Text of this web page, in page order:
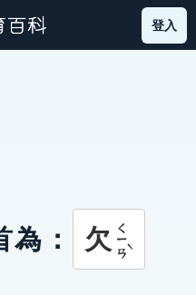
登入
： 欠 ㄑㄧㄢˋ